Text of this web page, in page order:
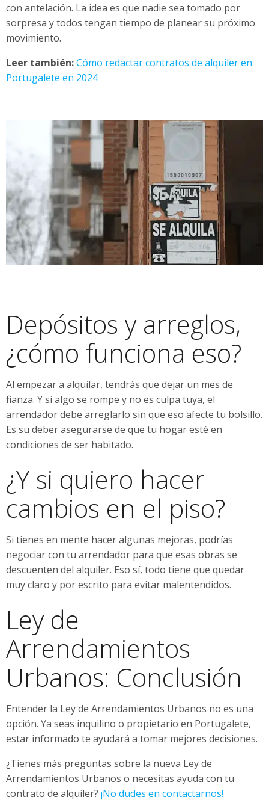
con antelación. La idea es que nadie sea tomado por
sorpresa y todos tengan tiempo de planear su próximo
movimiento.
Leer también:Cómo redactar contratos de alquiler en
Portugalete en 2024
Depósitos y arreglos,
¿cómo funciona eso?
Al empezar a alquilar, tendrás que dejar un mes de
fianza. Y si algo se rompe y no es culpa tuya, el
arrendador debe arreglarlo sin que eso afecte tu bolsillo.
Es su deber asegurarse de que tu hogar esté en
condiciones de ser habitado.
¿Y si quiero hacer
cambios en el piso?
Si tienes en mente hacer algunas mejoras, podrías
negociar con tu arrendador para que esas obras se
descuenten del alquiler. Eso sí, todo tiene que quedar
muy claro y por escrito para evitar malentendidos.
Ley de
Arrendamientos
Urbanos: Conclusión
Entender la Ley de Arrendamientos Urbanos no es una
opción. Ya seas inquilino o propietario en Portugalete,
estar informado te ayudará a tomar mejores decisiones.
¿Tienes más preguntas sobre la nueva Ley de
Arrendamientos Urbanos o necesitas ayuda con tu
contrato de alquiler? ¡No dudes en contactarnos!